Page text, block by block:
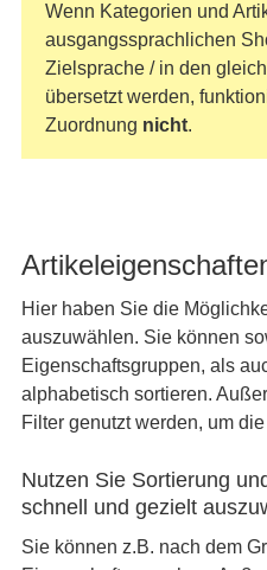
Wenn Kategorien und
ausgangssprachlichen
Zielsprache / in den
übersetzt werden,
Zuordnung nicht.
Hier haben Sie die
auszuwählen. Sie können
Eigenschaftsgruppen, als
alphabetisch sortieren.
Filter genutzt werden, um
Nutzen Sie Sortierung
schnell und gezielt
Sie können z.B. nach dem